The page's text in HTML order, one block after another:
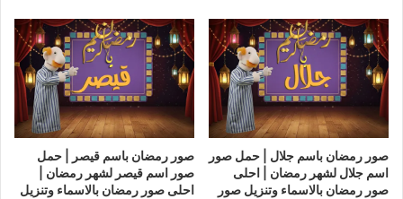
صور رمضان باسم جلال | حمل صور
اسم جلال لشهر رمضان | احلى
صور رمضان بالاسماء وتنزيل صور
صور رمضان باسم قيصر | حمل
صور اسم قيصر لشهر رمضان |
احلى صور رمضان بالاسماء وتنزيل